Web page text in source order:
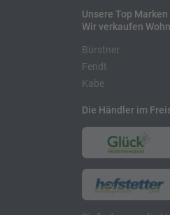
Unsere Top Marken
Wir verkaufen
Bürstner
Fendt
Kabe
Die Händler im